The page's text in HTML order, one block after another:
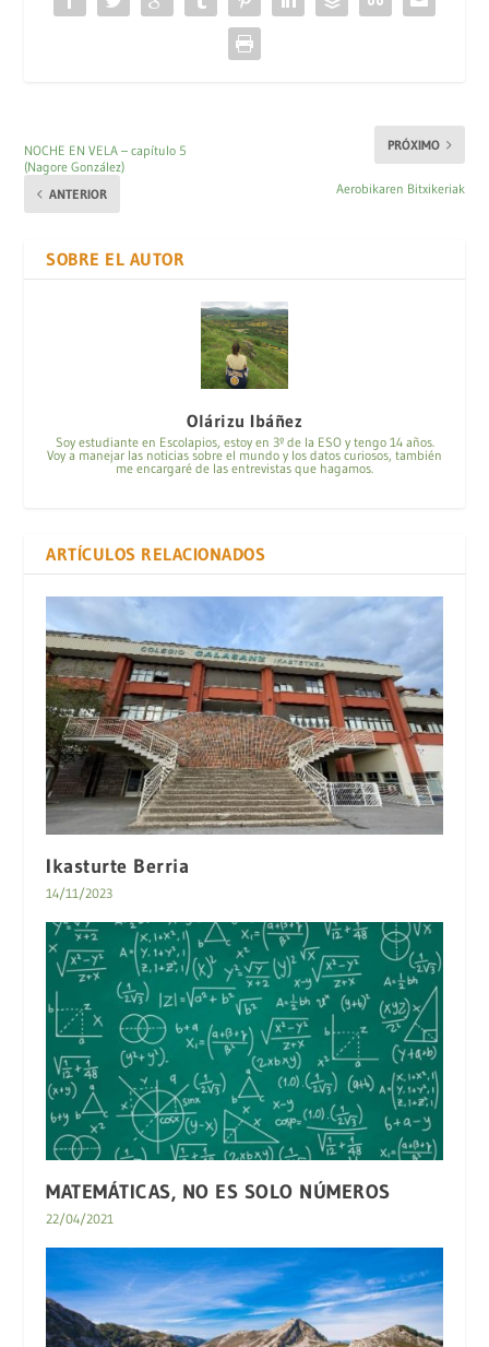
NOCHE EN VELA – capítulo 5
(Nagore González)
ANTERIOR
PRÓXIMO
Aerobikaren Bitxikeriak
SOBRE EL AUTOR
Olárizu Ibáñez
Soy estudiante en Escolapios, estoy en 3º de la ESO y tengo 14 años.
Voy a manejar las noticias sobre el mundo y los datos curiosos, también
me encargaré de las entrevistas que hagamos.
ARTÍCULOS RELACIONADOS
Ikasturte Berria
14/11/2023
MATEMÁTICAS, NO ES SOLO NÚMEROS
22/04/2021